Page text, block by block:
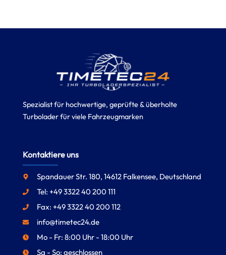
Spezialist für hochwertige, geprüfte & überholte
Turbolader für viele Fahrzeugmarken
Kontaktiere uns
Spandauer Str. 180, 14612 Falkensee, Deutschland
Tel: +49 3322 40 200 111
Fax: +49 3322 40 200 112
info@timetec24.de
Mo - Fr: 8:00 Uhr - 18:00 Uhr
Sa - So: geschlossen